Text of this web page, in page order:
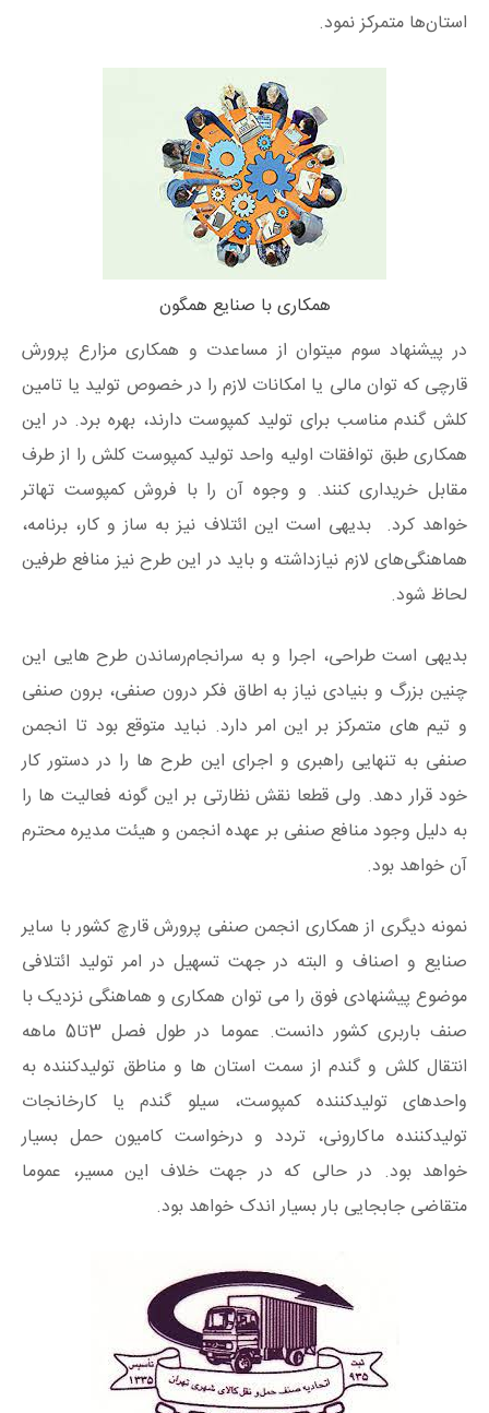
استان‌ها متمرکز نمود.
همکاری با صنایع همگون
در پیشنهاد سوم میتوان از مساعدت و همکاری مزارع پرورش
قارچی که توان مالی یا امکانات لازم را در خصوص تولید یا تامین
کلش گندم مناسب برای تولید کمپوست دارند، بهره برد. در این
همکاری طبق توافقات اولیه واحد تولید کمپوست کلش را از طرف
مقابل خریداری کنند. و وجوه آن را با فروش کمپوست تهاتر
خواهد کرد. بدیهی است این ائتلاف نیز به ساز و کار، برنامه،
هماهنگی‌های لازم نیازداشته و باید در این طرح نیز منافع طرفین
لحاظ شود.
بدیهی است طراحی، اجرا و به سرانجام‌رساندن طرح هایی این
چنین بزرگ و بنیادی نیاز به اطاق فکر درون صنفی، برون صنفی
و تیم های متمرکز بر این امر دارد. نباید متوقع بود تا انجمن
صنفی به تنهایی راهبری و اجرای این طرح ها را در دستور کار
خود قرار دهد. ولی قطعا نقش نظارتی بر این گونه فعالیت ها را
به دلیل وجود منافع صنفی بر عهده انجمن و هیئت مدیره محترم
آن خواهد بود.
نمونه دیگری از همکاری انجمن صنفی پرورش قارچ کشور با سایر
صنایع و اصناف و البته در جهت تسهیل در امر تولید ائتلافی
موضوع پیشنهادی فوق را می توان همکاری و هماهنگی نزدیک با
صنف باربری کشور دانست. عموما در طول فصل 3تا5 ماهه
انتقال کلش و گندم از سمت استان ها و مناطق تولیدکننده به
واحدهای تولیدکننده کمپوست، سیلو گندم یا کارخانجات
تولیدکننده ماکارونی، تردد و درخواست کامیون حمل بسیار
خواهد بود. در حالی که در جهت خلاف این مسیر، عموما
متقاضی جابجایی بار بسیار اندک خواهد بود.